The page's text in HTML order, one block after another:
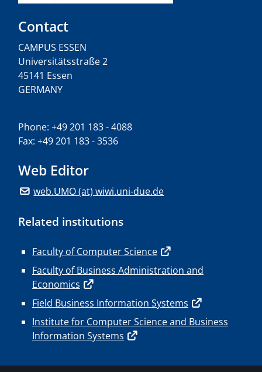
Contact
CAMPUS ESSEN
Universitätsstraße 2
45141 Essen
GERMANY
Phone: +49 201 183 - 4088
Fax: +49 201 183 - 3536
Web Editor
web.UMO (at) wiwi.uni-due.de
Related institutions
Faculty of Computer Science
Faculty of Business Administration and
Economics
Field Business Information Systems
Institute for Computer Science and Business
Information Systems